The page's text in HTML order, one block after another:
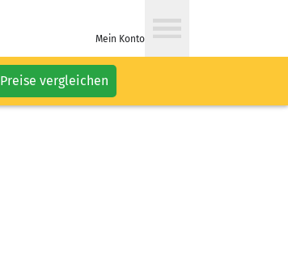
Mein Konto
Preise vergleichen